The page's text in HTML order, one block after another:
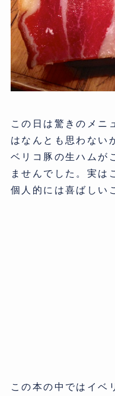
この日は驚きのメニ
はなんとも思わない
ベリコ豚の生ハムが
ませんでした。実は
個人的には喜ばしい
この本の中ではイベ